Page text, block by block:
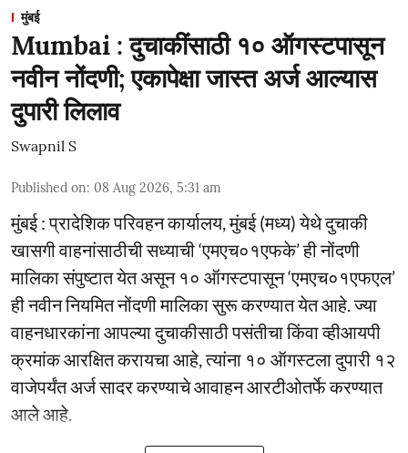
मुंबई
Mumbai : दुचाकींसाठी १० ऑगस्टपासून
नवीन नोंदणी; एकापेक्षा जास्त अर्ज आल्यास
दुपारी लिलाव
Swapnil S
Published on: 08 Aug 2026, 5:31 am
मुंबई : प्रादेशिक परिवहन कार्यालय, मुंबई (मध्य) येथे दुचाकी
खासगी वाहनांसाठीची सध्याची ‘एमएच०१एफके’ ही नोंदणी
मालिका संपुष्टात येत असून १० ऑगस्टपासून ‘एमएच०१एफएल’
ही नवीन नियमित नोंदणी मालिका सुरू करण्यात येत आहे. ज्या
वाहनधारकांना आपल्या दुचाकीसाठी पसंतीचा किंवा व्हीआयपी
क्रमांक आरक्षित करायचा आहे, त्यांना १० ऑगस्टला दुपारी १२
वाजेपर्यंत अर्ज सादर करण्याचे आवाहन आरटीओतर्फे करण्यात
आले आहे.